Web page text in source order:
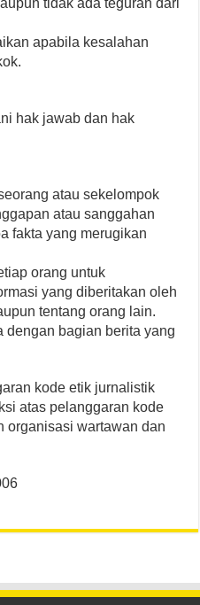
tidak ada teguran dari
apabila kesalahan
hak jawab dan hak
atau sekelompok
atau sanggahan
fakta yang merugikan
orang untuk
yang diberitakan oleh
tentang orang lain.
dengan bagian berita yang
kode etik jurnalistik
atas pelanggaran kode
organisasi wartawan dan